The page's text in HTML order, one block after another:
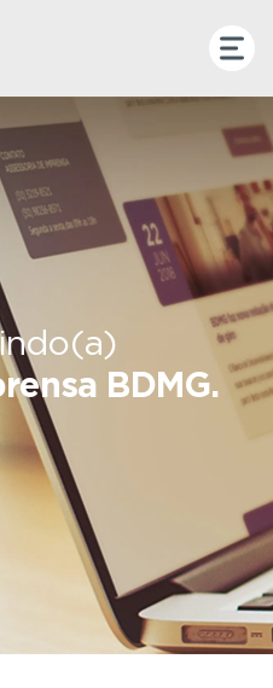
BDMG.